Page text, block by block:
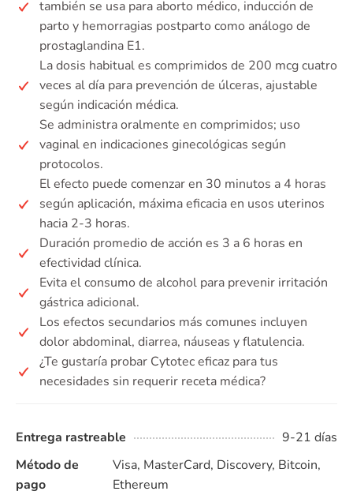
también se usa para aborto médico, inducción de
parto y hemorragias postparto como análogo de
prostaglandina E1.
La dosis habitual es comprimidos de 200 mcg cuatro
veces al día para prevención de úlceras, ajustable
según indicación médica.
Se administra oralmente en comprimidos; uso
vaginal en indicaciones ginecológicas según
protocolos.
El efecto puede comenzar en 30 minutos a 4 horas
según aplicación, máxima eficacia en usos uterinos
hacia 2-3 horas.
Duración promedio de acción es 3 a 6 horas en
efectividad clínica.
Evita el consumo de alcohol para prevenir irritación
gástrica adicional.
Los efectos secundarios más comunes incluyen
dolor abdominal, diarrea, náuseas y flatulencia.
¿Te gustaría probar Cytotec eficaz para tus
necesidades sin requerir receta médica?
Entrega rastreable
9-21 días
Método de
pago
Visa, MasterCard, Discovery, Bitcoin,
Ethereum